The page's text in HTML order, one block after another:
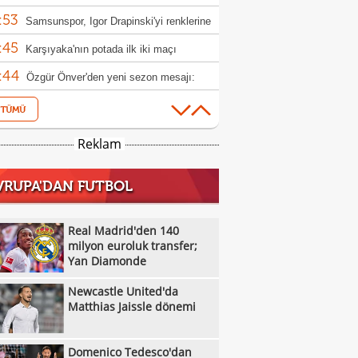
yükseldi
Samsunspor, Igor Drapinski'yi renklerine
Karşıyaka'nın potada ilk iki maçı
Özgür Önver'den yeni sezon mesajı:
ruhunu oluşturacağız"
Franco Mastantuono Fiorentina yolunda!
Trabzonspor Muhammed Salah'ın
uzattı
Trendyol 1. Lig sezonun ilk hafta
Muğlaspor, Akil'i yine kiraladı
Somaspor'da transfer sürüyor
Göztepe ve Galatasaray'ın 53 yıllık yarım
Karşıyaka'da sıra Muhaymin Mustafa'da
Reklam
FUTBOL
Real Madrid'den 140
milyon euroluk transfer;
Yan Diamonde
Newcastle United'da
Matthias Jaissle dönemi
Domenico Tedesco'dan